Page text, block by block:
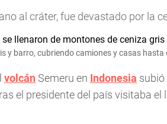
al cráter, fue devastado por la
y barro, cubriendo camiones y casas hasta
volcán Semeru en Indonesia subió
el presidente del país visitaba el